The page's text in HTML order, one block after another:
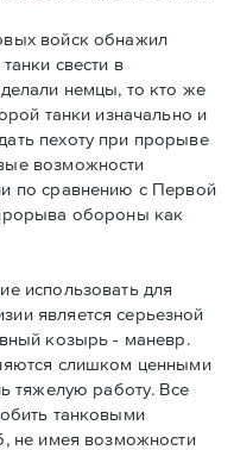
войск обнажил
свести в
немцы, то кто же
танки изначально и
пехоту при прорыве
возможности
по сравнению с Первой
обороны как
использовать для
является серьезной
козырь - маневр.
слишком ценными
тяжелую работу. Все
танковыми
не имея возможности